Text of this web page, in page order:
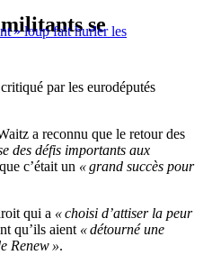
» loup fait hurler les
se
par les eurodéputés
a reconnu que le retour des
des défis importants aux
c’était un « grand succès pour
qui a « choisi d’attiser la peur
qu’ils aient « détourné une
Renew ».